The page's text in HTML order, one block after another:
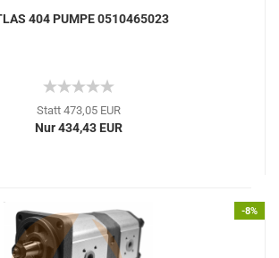
404 PUMPE 0510465023
Statt 473,05 EUR
Nur 434,43 EUR
-8%